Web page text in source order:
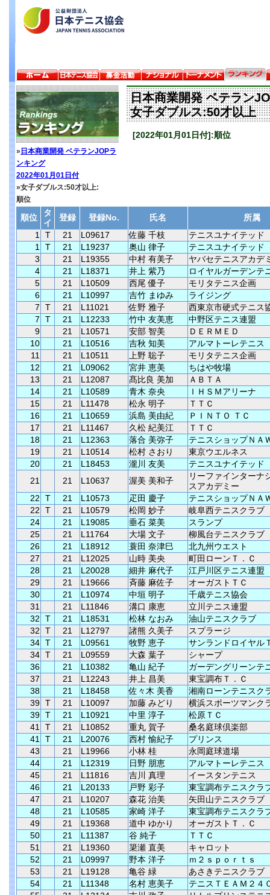
» 日本商業開発 ベテランJOPラ
ンキング
2022年01月01日付
»女子ダブルス:50才以上:
順位
日本商業開発 ベテラン
女子ダブルス:50才以上
[2022年01月01日付]:順位
順位
タ
イ
登録 登録No. 氏名
所属
1
T 21 L09617 佐藤 千枝
テニスユナイテッド
1
T 21 L19237 奥山 律子
テニスユナイテッド
3
21 L19355 中村 有美子
ヤバセテニスアカデ
4
21 L18371 井上 紫乃
ロイヤルガーデンテ
5
21 L10509 西尾 優子
モリタテニス企画
6
21 L10997 吉竹 まゆみ
ライジング
7
T 21 L11021 佐野 雅子
西東京市硬式テニス
7
T 21 L12233 竹中 友美恵
中野区テニス連盟
9
21 L10571 安部 智美
ＤＥＲＭＥＤ
10
21 L10516 吉秋 知美
アルマトーレテニス
11
21 L10511 上野 聡子
モリタテニス企画
12
21 L09062 宮井 恵美
ちはや牧場
13
21 L12087 髙比良 美加
ＡＢＴＡ
14
21 L10589 青木 奈央
ＩＨＳＭアリーナ
15
21 L11478 松永 明子
ＴＴＣ
16
21 L10659 浜島 美由紀
ＰＩＮＴＯ ＴＣ
17
21 L11467 久松 紀美江
ＴＴＣ
18
21 L12363 落合 美弥子
テニスショップＮＡ
19
21 L10514 松村 さおり
東京ウエルネス
20
21 L18453 瀧川 友美
テニスユナイテッド
21
21 L10637 渥美 美和子
リーファインターナ
スアカデミー
22
T 21 L10573 疋田 慶子
テニスショップＮＡ
22
T 21 L10579 松岡 妙子
岐阜西テニスクラブ
24
21 L19085 垂石 菜美
スランプ
25
21 L11764 大場 文子
柳風台テニスクラブ
26
21 L18912 蓑田 奈津巳
北九州ウエスト
27
21 L12025 山時 美央
町田ローンＴ．Ｃ
28
21 L20028 細井 麻代子
江戸川区テニス連盟
29
21 L19666 斉藤 麻佐子
オーガストＴＣ
30
21 L10974 中垣 明子
千歳テニス協会
31
21 L11846 溝口 康恵
立川テニス連盟
32
T 21 L18531 松林 なおみ
油山テニスクラブ
32
T 21 L12797 諸熊 久美子
スプラージ
34 T 21 L09561 牧野 恵子
サンランドロイヤル
34 T 21 L09559 大森 葉子
シャープ
36
21 L10382 亀山 紀子
ガーデングリーンテ
37
21 L12243 井上 昌美
東宝調布Ｔ．Ｃ
38
21 L18458 佐々木 美香
湘南ローンテニスク
39 T 21 L10097 加藤 みどり
横浜スポーツマンク
39 T 21 L10921 中里 淳子
松原ＴＣ
41
T 21 L10852 重丸 賀子
桑名庭球倶楽部
41
T 21 L20076 西村 愉紀子
プリンス
43
21 L19966 小林 桂
永岡庭球道場
44
21 L12319 日野 朋恵
アルマトーレテニス
45
21 L11816 吉川 真理
イースタンテニス
46
21 L20133 戸野 彩子
東宝調布テニスクラ
47
21 L10207 森花 治美
矢田山テニスクラブ
48
21 L10585 家崎 洋子
東宝調布テニスクラ
49
21 L19368 道中 ゆかり
オーガストＴ．Ｃ
50
21 L11387 谷 純子
ＴＴＣ
51
21 L19360 簗瀬 直美
キャロット
52
21 L09997 野本 洋子
ｍ２ｓｐｏｒｔｓ
53
21 L19128 亀谷 緑
あさきテニスクラブ
54
21 L11348 名村 恵美子
テニスＴＥＡＭ２４